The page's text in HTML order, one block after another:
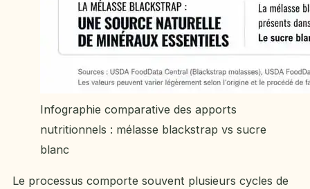
Infographie comparative des apports
nutritionnels : mélasse blackstrap vs sucre
blanc
Le processus comporte souvent plusieurs cycles de